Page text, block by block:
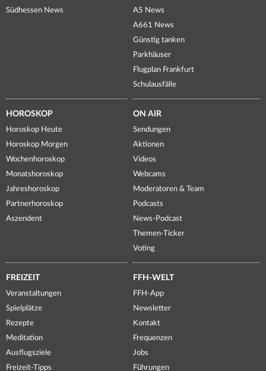
Südhessen News
A5 News
A661 News
Günstig tanken
Parkhäuser
Flugplan Frankfurt
Schulausfälle
HOROSKOP
Horoskop Heute
Horoskop Morgen
Wochenhoroskop
Monatshoroskop
Jahreshoroskop
Partnerhoroskop
Aszendent
ON AIR
Sendungen
Aktionen
Videos
Webcams
Moderatoren & Team
Podcasts
News-Podcast
Themen-Ticker
Voting
FREIZEIT
Veranstaltungen
Spielplätze
Rezepte
Meditation
Ausflugsziele
Freizeit-Tipps
FFH-WELT
FFH-App
Newsletter
Kontakt
Frequenzen
Jobs
Führungen